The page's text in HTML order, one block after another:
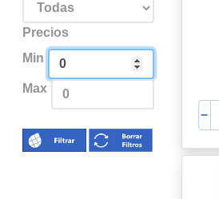
Precios
Min
Max
−